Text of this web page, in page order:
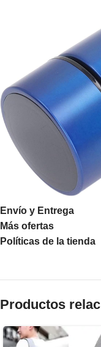
Envío y Entrega
Más ofertas
Políticas de la tienda
Productos